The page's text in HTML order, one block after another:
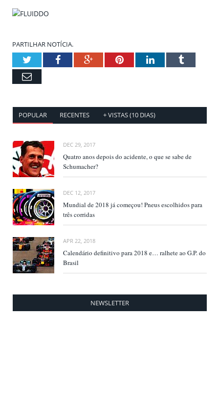
PARTILHAR NOTÍCIA.
TwitterFacebookGoogle+PinterestLinkedInTumblr
Email
POPULAR RECENTES + VISTAS (10 DIAS)
DEC 29, 2017
Quatro anos depois do acidente, o que se sabe de
Schumacher?
DEC 12, 2017
Mundial de 2018 já começou! Pneus escolhidos para
três corridas
APR 22, 2018
Calendário definitivo para 2018 e… ralhete ao G.P. do
Brasil
NEWSLETTER